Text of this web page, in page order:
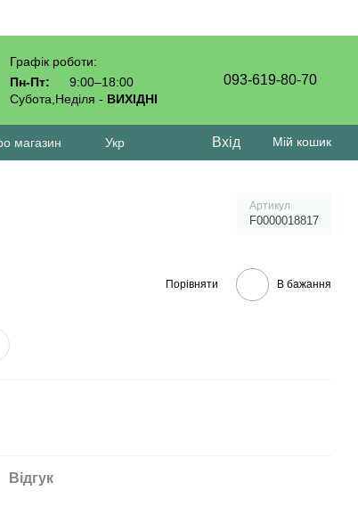
Графік роботи:
Пн-Пт:
9:00–18:00
Субота,Неділя - ВИХІДНІ
093-619-80-70
магазин Укр Вхід Мій кошик
Артикул
F0000018817
Порівняти В бажання
Відгук